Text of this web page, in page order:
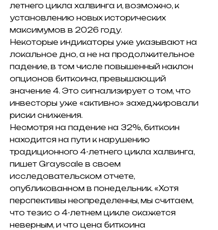
летнего цикла халвинга и, возможно, к
установлению новых исторических
максимумов в 2026 году.
Некоторые индикаторы уже указывают на
локальное дно, а не на продолжительное
падение, в том числе повышенный наклон
опционов биткоина, превышающий
значение 4. Это сигнализирует о том, что
инвесторы уже «активно» захеджировали
риски снижения.
Несмотря на падение на 32%, биткоин
находится на пути к нарушению
традиционного 4-летнего цикла халвинга,
пишет Grayscale в своем
исследовательском отчете,
опубликованном в понедельник. «Хотя
перспективы неопределенны, мы считаем,
что тезис о 4-летнем цикле окажется
неверным, и что цена биткоина